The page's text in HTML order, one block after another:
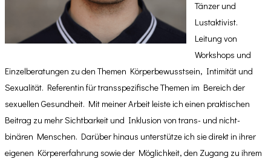
Tänzer und
Lustaktivist.
Leitung von
Workshops und
Einzelberatungen zu den Themen Körperbewusstsein, Intimität und
Sexualität. Referentin für transspezifische Themen im Bereich der
sexuellen Gesundheit. Mit meiner Arbeit leiste ich einen praktischen
Beitrag zu mehr Sichtbarkeit und Inklusion von trans- und nicht-
binären Menschen. Darüber hinaus unterstütze ich sie direkt in ihrer
eigenen Körpererfahrung sowie der Möglichkeit, den Zugang zu ihrem